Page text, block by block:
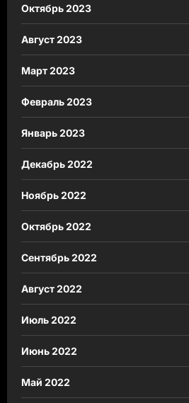
Октябрь 2023
Август 2023
Март 2023
Февраль 2023
Январь 2023
Декабрь 2022
Ноябрь 2022
Октябрь 2022
Сентябрь 2022
Август 2022
Июль 2022
Июнь 2022
Май 2022